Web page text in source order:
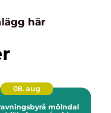
här
08. aug
mölndal